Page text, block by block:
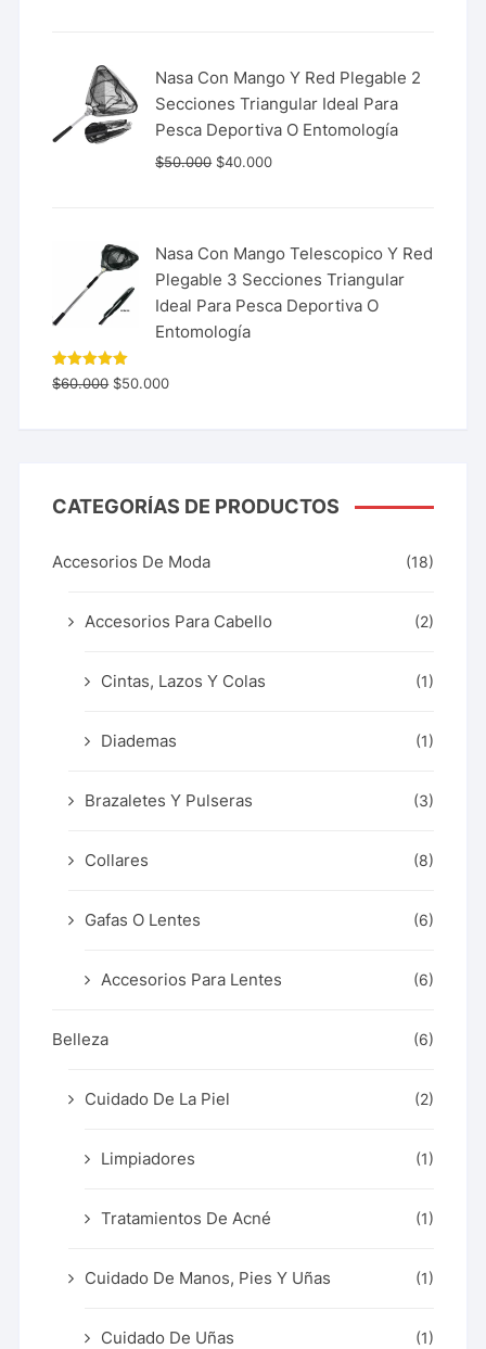
Nasa Con Mango Y Red Plegable 2
Secciones Triangular Ideal Para
Pesca Deportiva O Entomología
$50.000 $40.000
Nasa Con Mango Telescopico Y Red
Plegable 3 Secciones Triangular
Ideal Para Pesca Deportiva O
Entomología
Valorado
con5.00
$60.000 $50.000
CATEGORÍAS DE PRODUCTOS
Accesorios De Moda (18)
Accesorios Para Cabello (2)
Cintas, Lazos Y Colas (1)
Diademas (1)
Brazaletes Y Pulseras (3)
Collares (8)
Gafas O Lentes (6)
Accesorios Para Lentes (6)
Belleza (6)
Cuidado De La Piel (2)
Limpiadores (1)
Tratamientos De Acné (1)
Cuidado De Manos, Pies Y Uñas (1)
Cuidado De Uñas (1)